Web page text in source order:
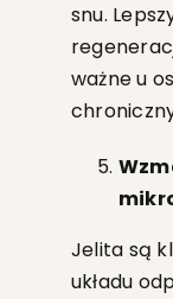
snu.
ważne u
Jelita są
układu